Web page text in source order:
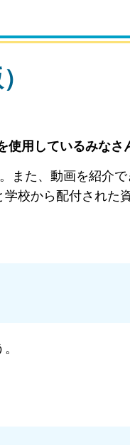
用しているみなさ
また、動画を紹介で
学校から配付された